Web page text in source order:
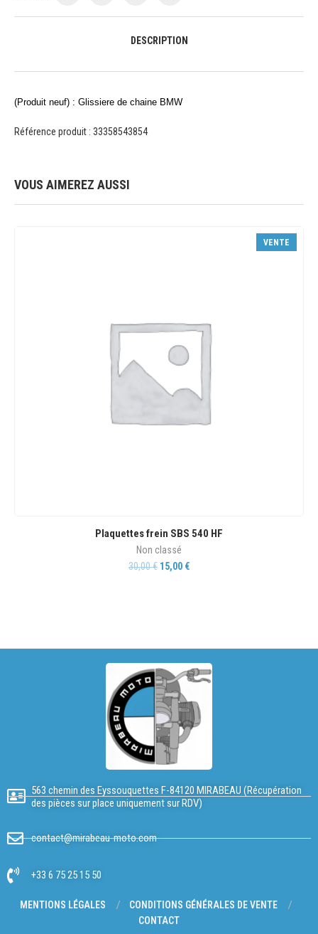
DESCRIPTION
(Produit neuf) : Glissiere de chaine BMW
Référence produit : 33358543854
VOUS AIMEREZ AUSSI
VENTE
Plaquettes frein SBS 540 HF
Non classé
30,00€ 15,00 €
563 chemin des Eyssouquettes F-84120 MIRABEAU (Récupération
des pièces sur place uniquement sur RDV)
contact@mirabeau-moto.com
+33 6 75 25 15 50
MENTIONS LÉGALES
CONDITIONS GÉNÉRALES DE VENTE
CONTACT